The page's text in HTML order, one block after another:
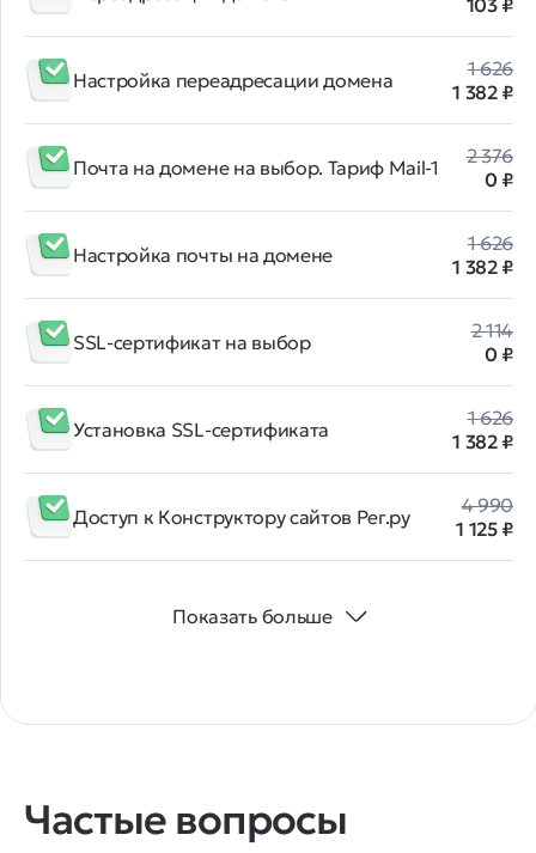
103 ₽
Настройка переадресации домена
1 626
1 382 ₽
Почта на домене на выбор. Тариф Mail-1
2 376
0 ₽
Настройка почты на домене
1 626
1 382 ₽
SSL-сертификат на выбор
2 114
0 ₽
Установка SSL-сертификата
1 626
1 382 ₽
Доступ к Конструктору сайтов Рег.ру
4 990
1 125 ₽
Показать больше
Частые вопросы